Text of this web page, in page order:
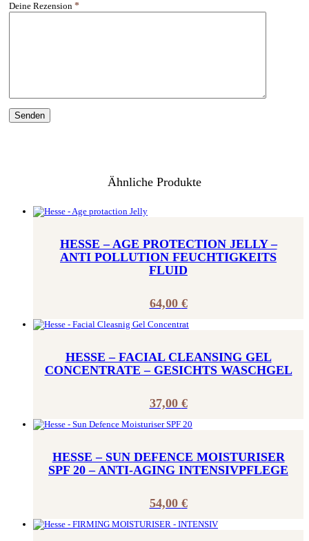
Deine Rezension *
Ähnliche Produkte
HESSE – AGE PROTECTION JELLY –
ANTI POLLUTION FEUCHTIGKEITS
FLUID
64,00 €
HESSE – FACIAL CLEANSING GEL
CONCENTRATE – GESICHTS WASCHGEL
37,00 €
HESSE – SUN DEFENCE MOISTURISER
SPF 20 – ANTI-AGING INTENSIVPFLEGE
54,00 €